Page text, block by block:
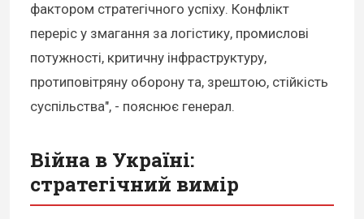
фактором стратегічного успіху. Конфлікт
переріс у змагання за логістику, промислові
потужності, критичну інфраструктуру,
протиповітряну оборону та, зрештою, стійкість
суспільства", - пояснює генерал.
Війна в Україні:
стратегічний вимір